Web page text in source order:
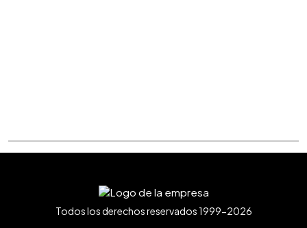
Todos los derechos reservados 1999-2026